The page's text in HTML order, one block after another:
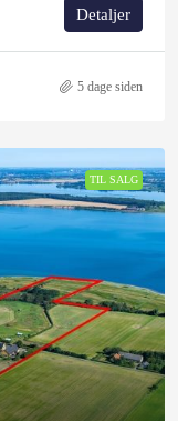
Detaljer
5 dage siden
TIL SALG